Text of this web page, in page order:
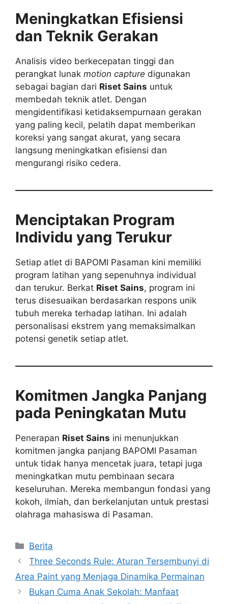
Meningkatkan Efisiensi
dan Teknik Gerakan
Analisis video berkecepatan tinggi dan
perangkat lunak motion capture digunakan
sebagai bagian dari Riset Sains untuk
membedah teknik atlet. Dengan
mengidentifikasi ketidaksempurnaan gerakan
yang paling kecil, pelatih dapat memberikan
koreksi yang sangat akurat, yang secara
langsung meningkatkan efisiensi dan
mengurangi risiko cedera.
Menciptakan Program
Individu yang Terukur
Setiap atlet di BAPOMI Pasaman kini memiliki
program latihan yang sepenuhnya individual
dan terukur. Berkat Riset Sains, program ini
terus disesuaikan berdasarkan respons unik
tubuh mereka terhadap latihan. Ini adalah
personalisasi ekstrem yang memaksimalkan
potensi genetik setiap atlet.
Komitmen Jangka Panjang
pada Peningkatan Mutu
Penerapan Riset Sains ini menunjukkan
komitmen jangka panjang BAPOMI Pasaman
untuk tidak hanya mencetak juara, tetapi juga
meningkatkan mutu pembinaan secara
keseluruhan. Mereka membangun fondasi yang
kokoh, ilmiah, dan berkelanjutan untuk prestasi
olahraga mahasiswa di Pasaman.
Kategori
Berita
Three Seconds Rule: Aturan Tersembunyi di
Area Paint yang Menjaga Dinamika Permainan
Bukan Cuma Anak Sekolah: Manfaat